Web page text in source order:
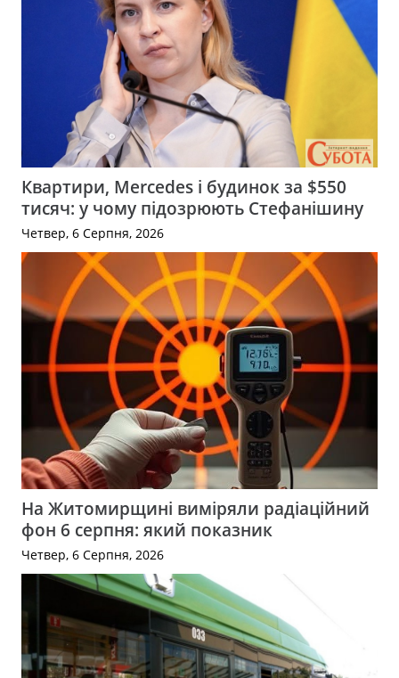
Квартири, Mercedes і будинок за $550
тисяч: у чому підозрюють Стефанішину
Четвер, 6 Серпня, 2026
На Житомирщині виміряли радіаційний
фон 6 серпня: який показник
Четвер, 6 Серпня, 2026